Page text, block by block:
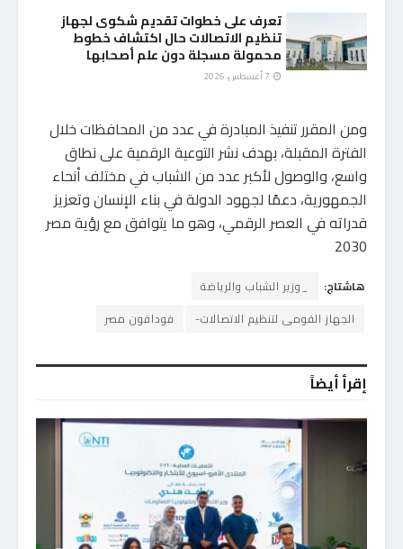
تعرف على خطوات تقديم شكوى لجهاز
تنظيم الاتصالات حال اكتشاف خطوط
محمولة مسجلة دون علم أصحابها
ومن المقرر تنفيذ المبادرة في عدد من المحافظات خلال
الفترة المقبلة، بهدف نشر التوعية الرقمية على نطاق
واسع، والوصول لأكبر عدد من الشباب في مختلف أنحاء
الجمهورية، دعمًا لجهود الدولة في بناء الإنسان وتعزيز
قدراته في العصر الرقمي، وهو ما يتوافق مع رؤية مصر
2030
هاشتاج:
_وزير الشباب والرياضة
الجهاز القومى لتنظيم الاتصالات-
فودافون مصر
إقرأ أيضاً